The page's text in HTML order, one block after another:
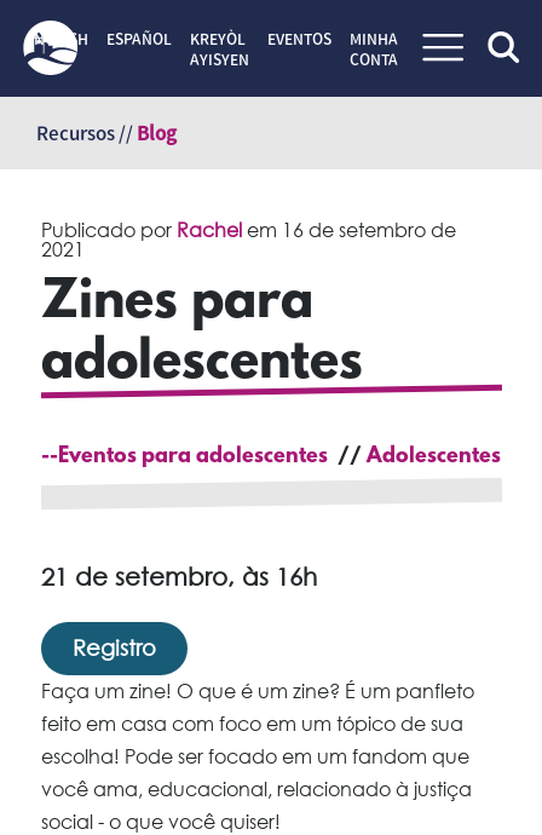
para
conteúdo
ENGLISH ESPAÑOL
KREYÒL
AYISYEN
EVENTOS
MINHA
CONTA
Recursos //Blog
Publicado por Rachelem 16 de setembro de
2021
Zines para
adolescentes
--Eventos para adolescentes Adolescentes
21 de setembro, às 16h
Registro
Faça um zine! O que é um zine? É um panfleto
feito em casa com foco em um tópico de sua
escolha! Pode ser focado em um fandom que
você ama, educacional, relacionado à justiça
social - o que você quiser!